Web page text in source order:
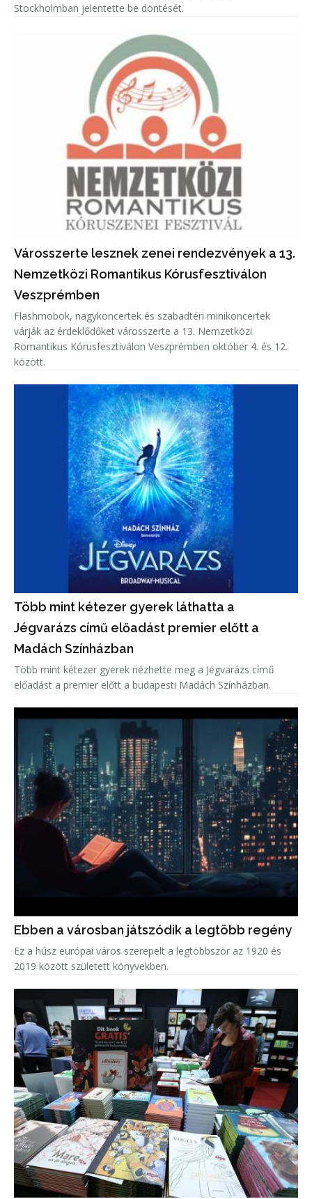
Stockholmban jelentette be döntését.
Városszerte lesznek zenei rendezvények a 13.
Nemzetközi Romantikus Kórusfesztiválon
Veszprémben
Flashmobok, nagykoncertek és szabadtéri minikoncertek
várják az érdeklődőket városszerte a 13. Nemzetközi
Romantikus Kórusfesztiválon Veszprémben október 4. és 12.
között.
Több mint kétezer gyerek láthatta a
Jégvarázs című előadást premier előtt a
Madách Színházban
Több mint kétezer gyerek nézhette meg a Jégvarázs című
előadást a premier előtt a budapesti Madách Színházban.
Ebben a városban játszódik a legtöbb regény
Ez a húsz európai város szerepelt a legtöbbször az 1920 és
2019 között született könyvekben.